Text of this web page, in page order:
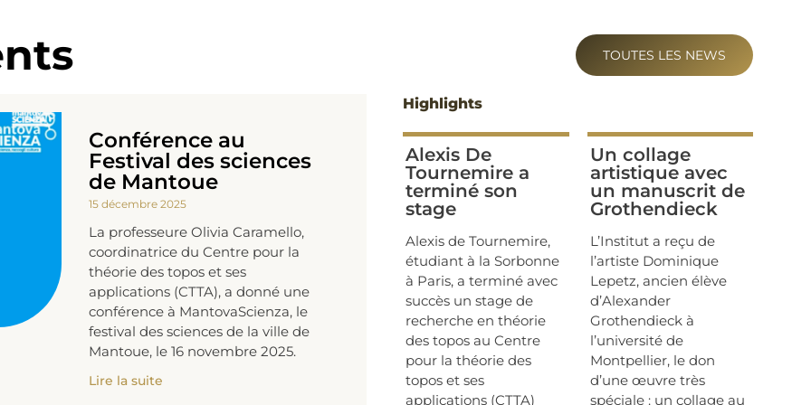
TOUTES LES NEWS
Conférence au
Festival des sciences
de Mantoue
15 décembre 2025
La professeure Olivia Caramello,
coordinatrice du Centre pour la
théorie des topos et ses
applications (CTTA), a donné une
conférence à MantovaScienza, le
festival des sciences de la ville de
Mantoue, le 16 novembre 2025.
Lire la suite
Highlights
Alexis De
Tournemire a
terminé son
stage
Alexis de Tournemire,
étudiant à la Sorbonne
à Paris, a terminé avec
succès un stage de
recherche en théorie
des topos au Centre
pour la théorie des
topos et ses
applications (CTTA)
Un collage
artistique avec
un manuscrit de
Grothendieck
L’Institut a reçu de
l’artiste Dominique
Lepetz, ancien élève
d’Alexander
Grothendieck à
l’université de
Montpellier, le don
d’une œuvre très
spéciale : un collage au